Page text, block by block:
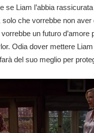
se Liam l’abbia
che vorrebbe non aver
un futuro d’amore
Odia dover mettere
del suo meglio per